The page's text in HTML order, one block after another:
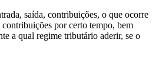
saída, contribuições, o que ocorre
por certo tempo, bem
a qual regime tributário aderir, se o